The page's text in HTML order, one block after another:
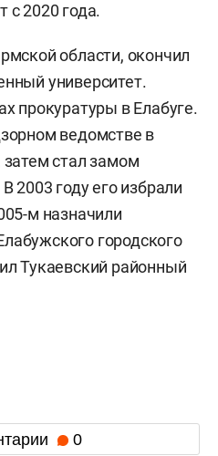
с 2020 года.
области, окончил
университет.
прокуратуры в Елабуге.
ведомстве в
затем стал замом
2003 году его избрали
м назначили
городского
Тукаевский районный
0